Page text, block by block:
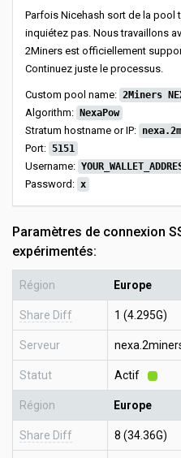
Parfois Nicehash sort de la pool
inquiétez pas. Nous travaillons
2Miners est officiellement
Continuez juste le processus.
Custom pool name: 2Miners
Algorithm: NexaPow
Stratum hostname or IP:
Port: 5151
Username:
Password: x
Paramètres de connexion
expérimentés:
Région Europe
Share Diff 1 (4.295G)
Serveur
Statut Actif
Région Europe
Share Diff 8 (34.36G)